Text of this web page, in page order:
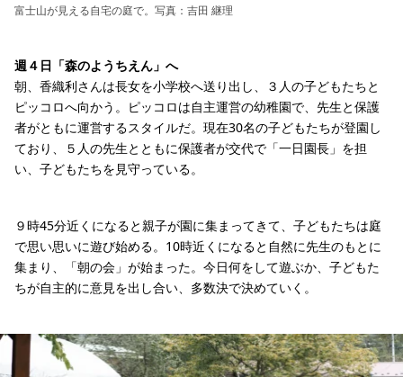
富士山が見える自宅の庭で。写真：吉田 継理
週４日「森のようちえん」へ
朝、香織利さんは長女を小学校へ送り出し、３人の子どもたちと
ピッコロへ向かう。ピッコロは自主運営の幼稚園で、先生と保護
者がともに運営するスタイルだ。現在30名の子どもたちが登園し
ており、５人の先生とともに保護者が交代で「一日園長」を担
い、子どもたちを見守っている。
９時45分近くになると親子が園に集まってきて、子どもたちは庭
で思い思いに遊び始める。10時近くになると自然に先生のもとに
集まり、「朝の会」が始まった。今日何をして遊ぶか、子どもた
ちが自主的に意見を出し合い、多数決で決めていく。